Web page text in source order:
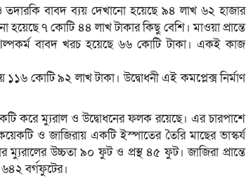
তদারকি বাবদ ব্যয় দেখানো হয়েছে ৯৪ লাখ ৬২ হাজার
৭ কোটি ৪৪ লাখ টাকার কিছু বেশি। মাওয়া প্রান্তে
শিল্পকর্ম বাবদ খরচ হয়েছে ৬৬ কোটি টাকা। একই কাজ
১১৬ কোটি ৯২ লাখ টাকা। উদ্বোধনী এই কমপ্লেক্স নির্মাণ
করে ম্যুরাল ও উদ্বোধনের ফলক রয়েছে। এর চারপাশে
ও জাজিরায় একটি ইস্পাতের তৈরি মাছের ভাস্কর্য
ম্যুরালের উচ্চতা ৯০ ফুট ও প্রস্থ ৪৫ ফুট। জাজিরা প্রান্তে
বর্গফুটের।